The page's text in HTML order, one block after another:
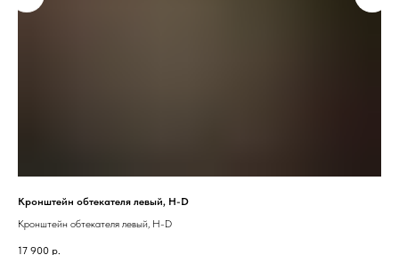
Кронштейн обтекателя левый, H-D
Кронштейн обтекателя левый, H-D
17 900 р.